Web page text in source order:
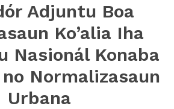
Adjuntu Boa
Ko’alia Iha
Nasionál Konaba
Normalizasaun
Urbana